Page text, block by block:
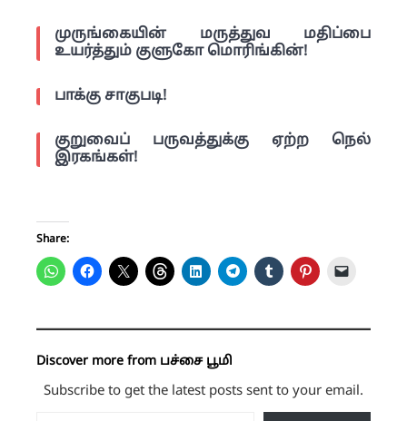
முருங்கையின் மருத்துவ மதிப்பை
உயர்த்தும் குளுகோ மொரிங்கின்!
பாக்கு சாகுபடி!
குறுவைப் பருவத்துக்கு ஏற்ற நெல்
இரகங்கள்!
Share:
Discover more from பச்சை பூமி
Subscribe to get the latest posts sent to your email.